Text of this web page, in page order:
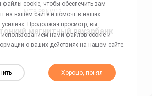
MTB-PBNW12
магнитный пауэрбанк
файлы cookie, чтобы обеспечить вам
на нашем сайте и помочь в наших
усилиях. Продолжая просмотр, вы
использованием нами файлов cookie и
о ваших действиях на нашем сайте.
Хорошо, понял